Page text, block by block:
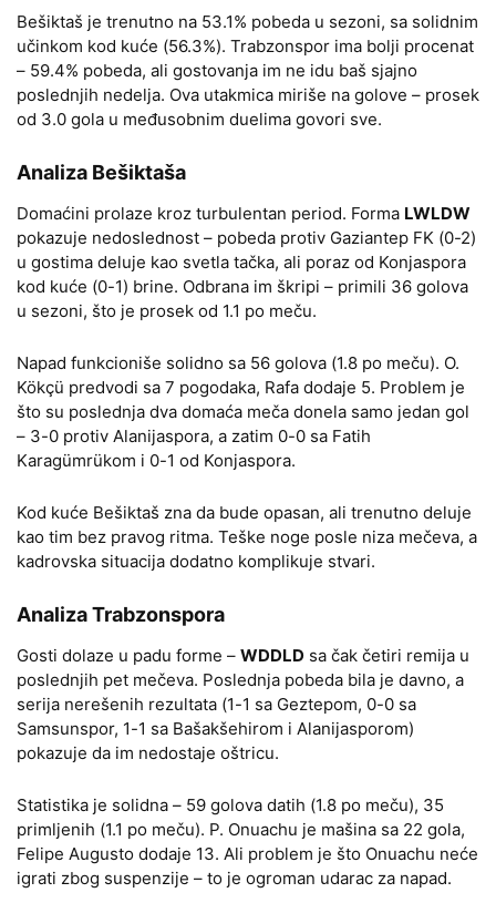
Bešiktaš je trenutno na 53.1% pobeda u sezoni, sa solidnim
učinkom kod kuće (56.3%). Trabzonspor ima bolji procenat
– 59.4% pobeda, ali gostovanja im ne idu baš sjajno
poslednjih nedelja. Ova utakmica miriše na golove – prosek
od 3.0 gola u međusobnim duelima govori sve.
Analiza Bešiktaša
Domaćini prolaze kroz turbulentan period. Forma LWLDW
pokazuje nedoslednost – pobeda protiv Gaziantep FK (0-2)
u gostima deluje kao svetla tačka, ali poraz od Konjaspora
kod kuće (0-1) brine. Odbrana im škripi – primili 36 golova
u sezoni, što je prosek od 1.1 po meču.
Napad funkcioniše solidno sa 56 golova (1.8 po meču). O.
Kökçü predvodi sa 7 pogodaka, Rafa dodaje 5. Problem je
što su poslednja dva domaća meča donela samo jedan gol
– 3-0 protiv Alanijaspora, a zatim 0-0 sa Fatih
Karagümrükom i 0-1 od Konjaspora.
Kod kuće Bešiktaš zna da bude opasan, ali trenutno deluje
kao tim bez pravog ritma. Teške noge posle niza mečeva, a
kadrovska situacija dodatno komplikuje stvari.
Analiza Trabzonspora
Gosti dolaze u padu forme – WDDLD sa čak četiri remija u
poslednjih pet mečeva. Poslednja pobeda bila je davno, a
serija nerešenih rezultata (1-1 sa Geztepom, 0-0 sa
Samsunspor, 1-1 sa Bašakšehirom i Alanijasporom)
pokazuje da im nedostaje oštricu.
Statistika je solidna – 59 golova datih (1.8 po meču), 35
primljenih (1.1 po meču). P. Onuachu je mašina sa 22 gola,
Felipe Augusto dodaje 13. Ali problem je što Onuachu neće
igrati zbog suspenzije – to je ogroman udarac za napad.